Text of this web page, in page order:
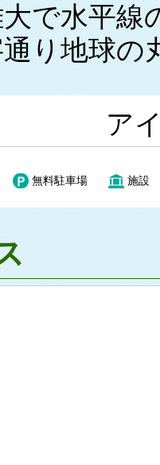
で水平線
り地球の
ア
無料駐車場 施設